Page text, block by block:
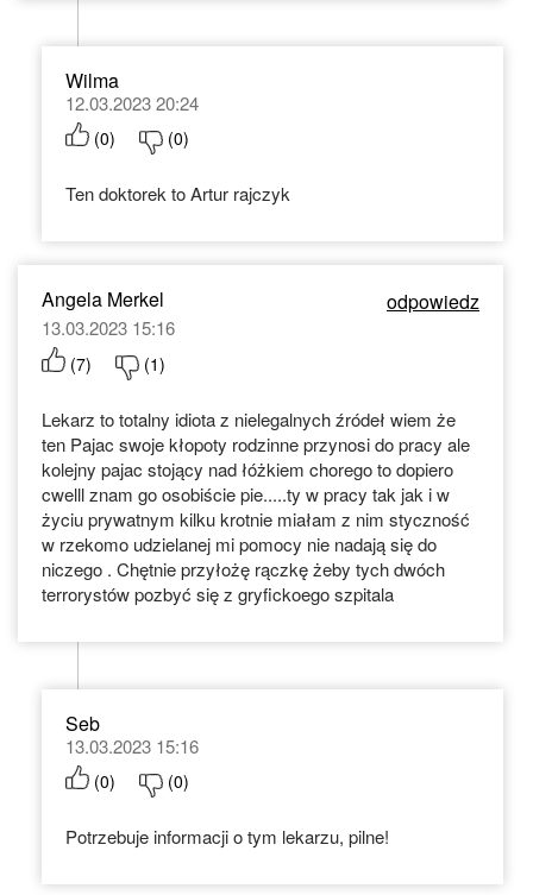
Wilma
12.03.2023 20:24
(0) (0)
Ten doktorek to Artur rajczyk
Angela Merkel odpowiedz
13.03.2023 15:16
(7) (1)
Lekarz to totalny idiota z nielegalnych źródeł wiem że
ten Pajac swoje kłopoty rodzinne przynosi do pracy ale
kolejny pajac stojący nad łóżkiem chorego to dopiero
cwelll znam go osobiście pie.....ty w pracy tak jak i w
życiu prywatnym kilku krotnie miałam z nim styczność
w rzekomo udzielanej mi pomocy nie nadają się do
niczego . Chętnie przyłożę rączkę żeby tych dwóch
terrorystów pozbyć się z gryfickoego szpitala
Seb
13.03.2023 15:16
(0) (0)
Potrzebuje informacji o tym lekarzu, pilne!